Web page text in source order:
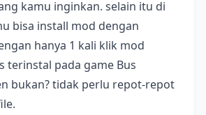
kamu inginkan. selain itu di
bisa install mod dengan
hanya 1 kali klik mod
terinstal pada game Bus
bukan? tidak perlu repot-repot